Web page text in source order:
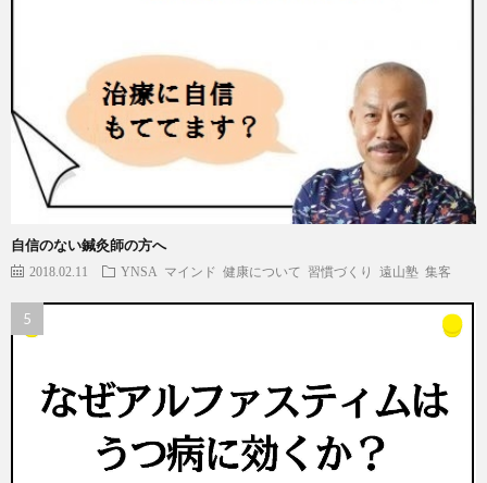
自信のない鍼灸師の方へ
2018.02.11 YNSA マインド 健康について 習慣づくり 遠山塾 集客